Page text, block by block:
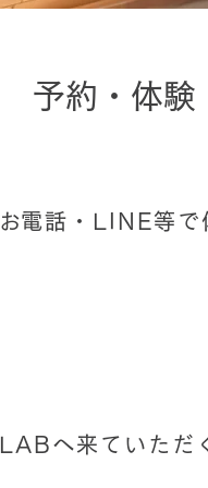
予約・体験
お電話・LINE等で
​LABへ来ていただ